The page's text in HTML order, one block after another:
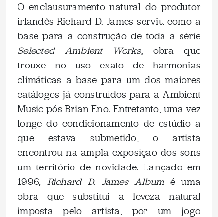
O enclausuramento natural do produtor
irlandês Richard D. James serviu como a
base para a construção de toda a série
Selected Ambient Works, obra que
trouxe no uso exato de harmonias
climáticas a base para um dos maiores
catálogos já construídos para a Ambient
Music pós-Brian Eno. Entretanto, uma vez
longe do condicionamento de estúdio a
que estava submetido, o artista
encontrou na ampla exposição dos sons
um território de novidade. Lançado em
1996, Richard D. James Album é uma
obra que substitui a leveza natural
imposta pelo artista, por um jogo